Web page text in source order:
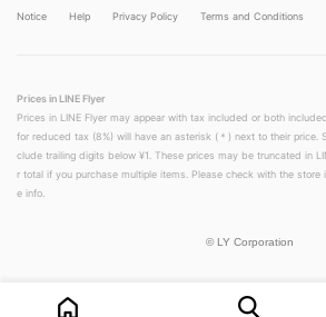
Notice Help Privacy Policy Terms and Conditions
Prices in LINE Flyer
Prices in LINE Flyer may appear with tax included or both
for reduced tax (8%) will have an asterisk (＊) next to their price.
clude trailing digits below ¥1. These prices may be truncated in
r total if you purchase multiple items. Please check with the store
e info.
© LY Corporation